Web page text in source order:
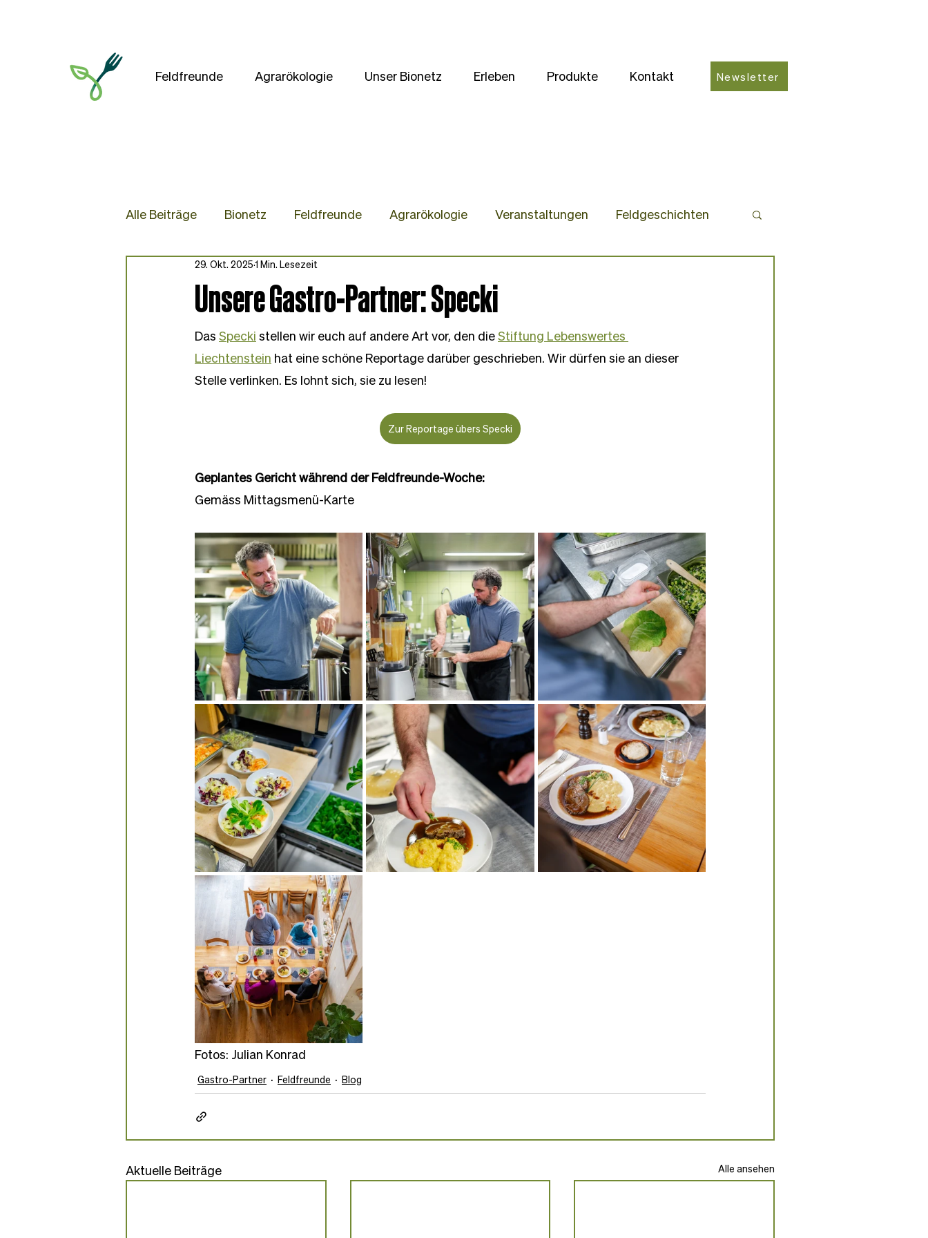
Feldfreunde Agrarökologie Unser Bionetz Erleben Produkte Kontakt Newsletter
Alle Beiträge Bionetz Feldfreunde Agrarökologie Veranstaltungen Feldgeschichten
Blog Rezepte
Unsere Gastro-Partner: Specki
29. Okt. 20251 Min. Lesezeit
Das Specki stellen wir euch auf andere Art vor, den die Stiftung Lebenswertes
Liechtenstein hat eine schöne Reportage darüber geschrieben. Wir dürfen sie an dieser
Stelle verlinken. Es lohnt sich, sie zu lesen!
Zur Reportage übers Specki
Geplantes Gericht während der Feldfreunde-Woche:
Gemäss Mittagsmenü-Karte
Fotos: Julian Konrad
Gastro-Partner Feldfreunde Blog
Aktuelle Beiträge Alle ansehen